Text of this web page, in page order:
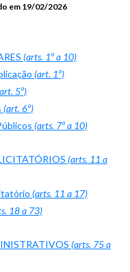
em 19/02/2026
(arts. 1º a 10)
(art. 1º)
5º)
(art. 6º)
(arts. 7º a 10)
(arts. 11 a
(arts. 11 a 17)
18 a 73)
(arts. 75 a